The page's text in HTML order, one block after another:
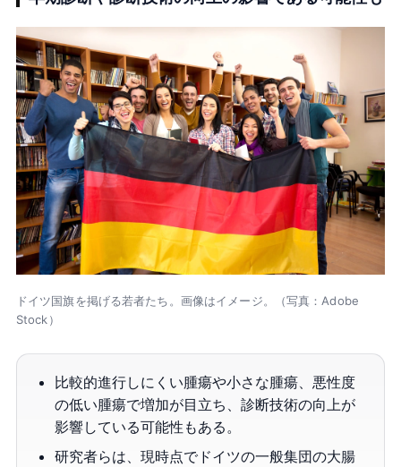
ドイツ国旗を掲げる若者たち。画像はイメージ。（写真：Adobe
Stock）
比較的進行しにくい腫瘍や小さな腫瘍、悪性度
の低い腫瘍で増加が目立ち、診断技術の向上が
影響している可能性もある。
研究者らは、現時点でドイツの一般集団の大腸